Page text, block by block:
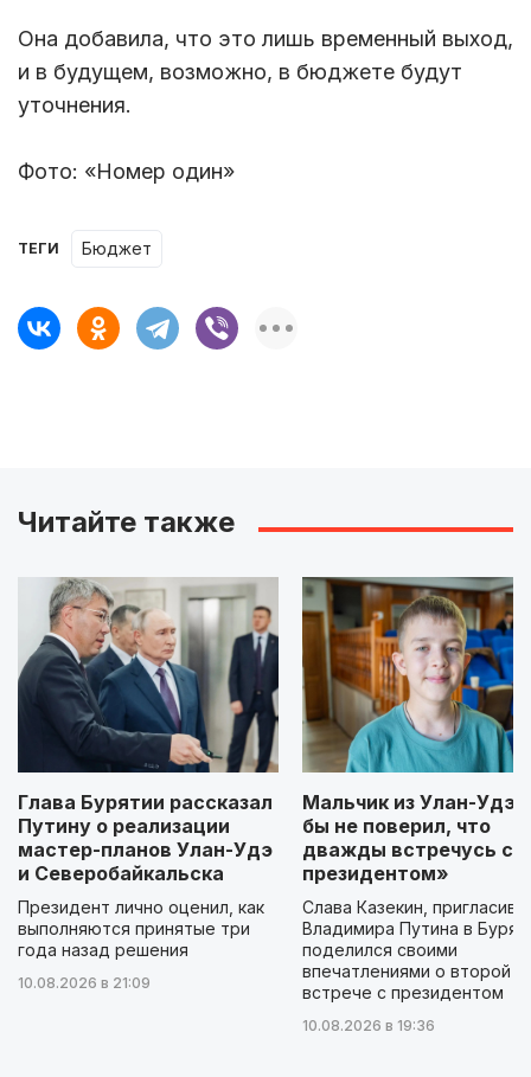
Она добавила, что это лишь временный выход,
и в будущем, возможно, в бюджете будут
уточнения.
Фото: «Номер один»
ТЕГИ бюджет
Читайте также
Глава Бурятии рассказал
Путину о реализации
мастер-планов Улан-Удэ
и Северобайкальска
Президент лично оценил, как
выполняются принятые три
года назад решения
10.08.2026 в 21:09
Мальчик из Улан-Удэ:
бы не поверил, что
дважды встречусь с
президентом»
Слава Казекин,
Владимира Путина в
поделился своими
впечатлениями о второй
встрече с президентом
10.08.2026 в 19:36